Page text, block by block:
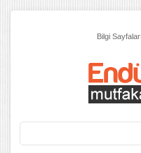
Bilgi Sayfaları